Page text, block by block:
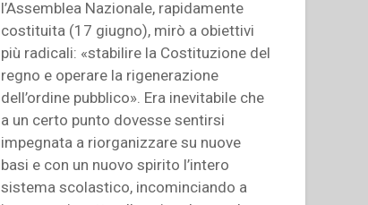
l’Assemblea Nazionale, rapidamente
costituita (17 giugno), mirò a obiettivi
più radicali: «stabilire la Costituzione del
regno e operare la rigenerazione
dell’ordine pubblico». Era inevitabile che
a un certo punto dovesse sentirsi
impegnata a riorganizzare su nuove
basi e con un nuovo spirito l’intero
sistema scolastico, incominciando a